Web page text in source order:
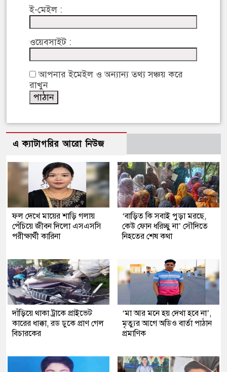
ই-মেইল :
ওয়েবসাইট :
আপনার ইমেইল ও অন্যান্য তথ্য সঞ্চয় করে
রাখুন
এ ক্যাটাগরির আরো নিউজ
ফল দেখে মায়ের শাড়ি গলায়
পেঁচিয়ে জীবন দিলো এসএসসি
পরীক্ষার্থী কারিনা
‘বাড়িত কি সবাই পুড়া মরছে,
কেউ ফোন ধরিচ্ছু না’ সৌদিতে
নিহতের শেষ কথা
দাঁড়িয়ে থাকা ট্রাকে প্রাইভেট
কারের ধাক্কা, রড ঢুকে প্রাণ গেল
বিচারকের
‘মা আর মনে হয় দেখা হবে না’,
মৃত্যুর আগে অডিও বার্তা পাঠান
প্রমাণিক